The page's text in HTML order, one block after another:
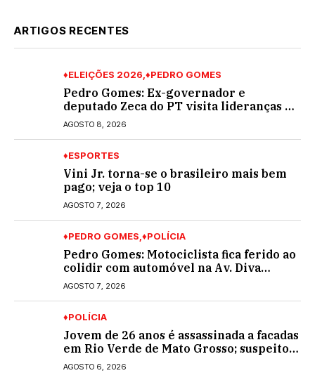
ARTIGOS RECENTES
♦ELEIÇÕES 2026 ♦PEDRO GOMES
Pedro Gomes: Ex-governador e
deputado Zeca do PT visita lideranças do
partido na cidade; buscará a reeleição
AGOSTO 8, 2026
♦ESPORTES
Vini Jr. torna-se o brasileiro mais bem
pago; veja o top 10
AGOSTO 7, 2026
♦PEDRO GOMES ♦POLÍCIA
Pedro Gomes: Motociclista fica ferido ao
colidir com automóvel na Av. Diva
Araújo; ele não tinha CNH
AGOSTO 7, 2026
♦POLÍCIA
Jovem de 26 anos é assassinada a facadas
em Rio Verde de Mato Grosso; suspeito é
procurado
AGOSTO 6, 2026